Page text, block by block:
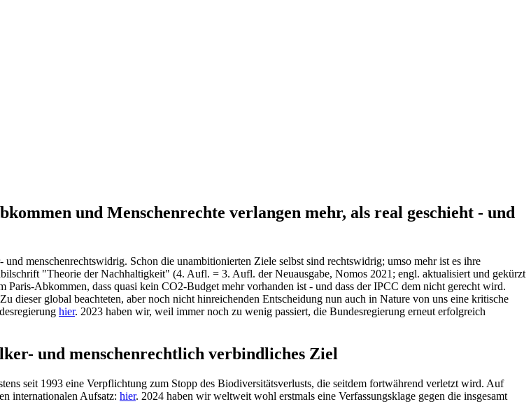
und Menschenrechte verlangen mehr, als real geschieht - und
menschenrechtswidrig. Schon die unambitionierten Ziele selbst sind rechtswidrig; umso mehr ist es ihre
"Theorie der Nachhaltigkeit" (4. Aufl. = 3. Aufl. der Neuausgabe, Nomos 2021; engl. aktualisiert und gekürzt
Paris-Abkommen, dass quasi kein CO2-Budget mehr vorhanden ist - und dass der IPCC dem nicht gerecht wird.
global beachteten, aber noch nicht hinreichenden Entscheidung nun auch in Nature von uns eine kritische
hier. 2023 haben wir, weil immer noch zu wenig passiert, die Bundesregierung erneut erfolgreich
und menschenrechtlich verbindliches Ziel
seit 1993 eine Verpflichtung zum Stopp des Biodiversitätsverlusts, die seitdem fortwährend verletzt wird. Auf
internationalen Aufsatz: hier. 2024 haben wir weltweit wohl erstmals eine Verfassungsklage gegen die insgesamt